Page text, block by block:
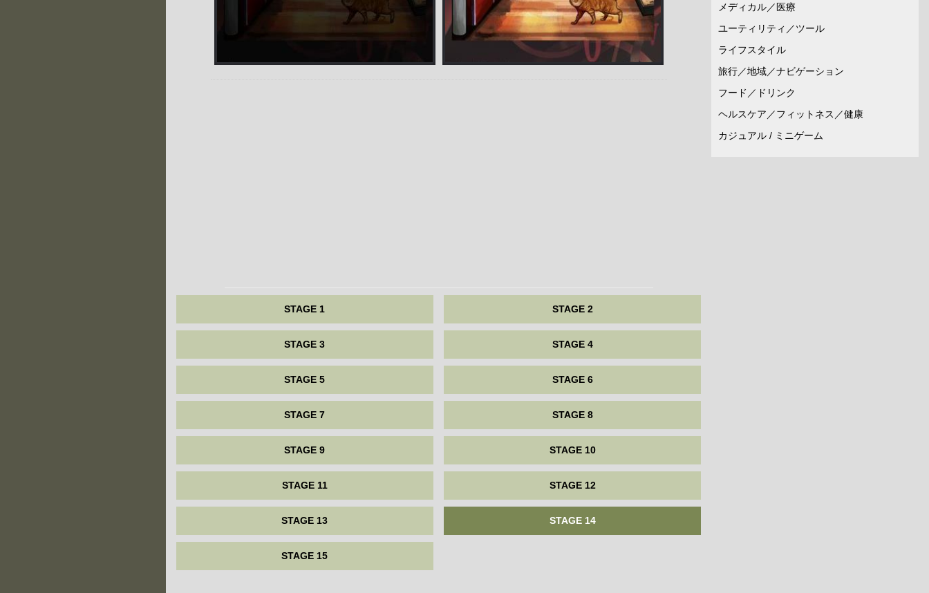
STAGE 1 STAGE 2
STAGE 3 STAGE 4
STAGE 5 STAGE 6
STAGE 7 STAGE 8
STAGE 9 STAGE 10
STAGE 11 STAGE 12
STAGE 13 STAGE 14
STAGE 15
メディカル／医療
ユーティリティ／ツール
ライフスタイル
旅行／地域／ナビゲーション
フード／ドリンク
ヘルスケア／フィットネス／健康
カジュアル / ミニゲーム